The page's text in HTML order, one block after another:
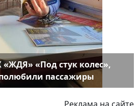
«Под стук колес»,
пассажиры
Реклама на сайте